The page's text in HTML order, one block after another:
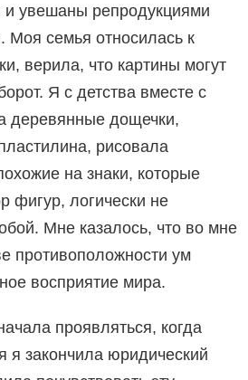
и увешаны репродукциями
Моя семья относилась к
верила, что картины могут
Я с детства вместе с
деревянные дощечки,
рисовала
на знаки, которые
фигур, логически не
Мне казалось, что во мне
противоположности ум
восприятие мира.
проявляться, когда
я закончила юридический